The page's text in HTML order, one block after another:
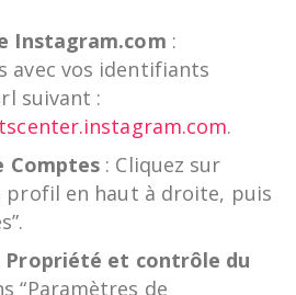
Instagram.com :
avec vos identifiants
suivant :
.
Comptes : Cliquez sur
en haut à droite, puis
Propriété et contrôle du
“Paramètres de